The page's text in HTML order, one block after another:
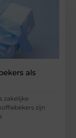
als
zakelijke
zijn